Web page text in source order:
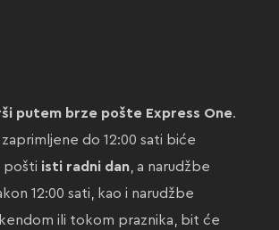
putem brze pošte Express One.
do 12:00 sati biće
pošti isti radni dan, a narudžbe
12:00 sati, kao i narudžbe
ili tokom praznika, bit će